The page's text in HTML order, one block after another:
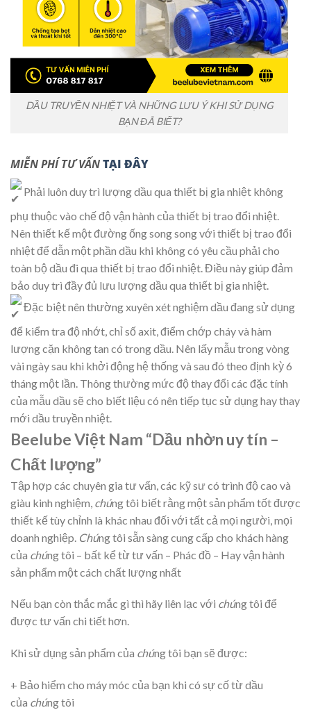
DẦU TRUYỀN NHIỆT VÀ NHỮNG LƯU Ý KHI SỬ DỤNG
BẠN ĐÃ BIẾT?
MIỄN PHÍ TƯ VẤNTẠI ĐÂY
Phải luôn duy trì lượng dầu qua thiết bị gia nhiệt không
phụ thuộc vào chế độ vận hành của thiết bị trao đổi nhiệt.
Nên thiết kế một đường ống song song với thiết bị trao đổi
nhiệt để dẫn một phần dầu khi không có yêu cầu phải cho
toàn bộ dầu đi qua thiết bị trao đổi nhiệt. Điều này giúp đảm
bảo duy trì đầy đủ lưu lượng dầu qua thiết bị gia nhiệt.
Đặc biệt nên thường xuyên xét nghiệm dầu đang sử dụng
để kiểm tra độ nhớt, chỉ số axit, điểm chớp cháy và hàm
lượng cặn không tan có trong dầu. Nên lấy mẫu trong vòng
vài ngày sau khi khởi động hệ thống và sau đó theo định kỳ 6
tháng một lần. Thông thường mức độ thay đổi các đặc tính
của mẫu dầu sẽ cho biết liệu có nên tiếp tục sử dụng hay thay
mới dầu truyền nhiệt.
Beelube Việt Nam “Dầu nhờn uy tín –
Chất lượng”
Tập hợp các chuyên gia tư vấn, các kỹ sư có trình độ cao và
giàu kinh nghiệm, chúng tôi biết rằng một sản phẩm tốt được
thiết kế tùy chỉnh là khác nhau đối với tất cả mọi người, mọi
doanh nghiệp. Chúng tôi sẵn sàng cung cấp cho khách hàng
của chúng tôi – bất kể từ tư vấn – Phác đồ – Hay vận hành
sản phẩm một cách chất lượng nhất
Nếu bạn còn thắc mắc gì thì hãy liên lạc với chúng tôi để
được tư vấn chi tiết hơn.
Khi sử dụng sản phẩm của chúng tôi bạn sẽ được:
+ Bảo hiểm cho máy móc của bạn khi có sự cố từ dầu
của chúng tôi